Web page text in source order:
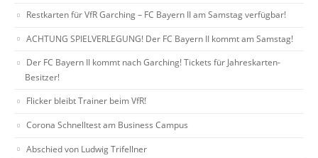
Restkarten für VfR Garching – FC Bayern II am Samstag verfügbar!
ACHTUNG SPIELVERLEGUNG! Der FC Bayern II kommt am Samstag!
Der FC Bayern II kommt nach Garching! Tickets für Jahreskarten-
Besitzer!
Flicker bleibt Trainer beim VfR!
Corona Schnelltest am Business Campus
Abschied von Ludwig Trifellner